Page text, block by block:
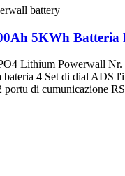
5KWh
Lithium Powerwall Nr.
bateria 4 Set di dial
di cumunicazione